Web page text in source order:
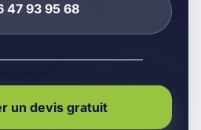
47 93 95 68
un devis gratuit